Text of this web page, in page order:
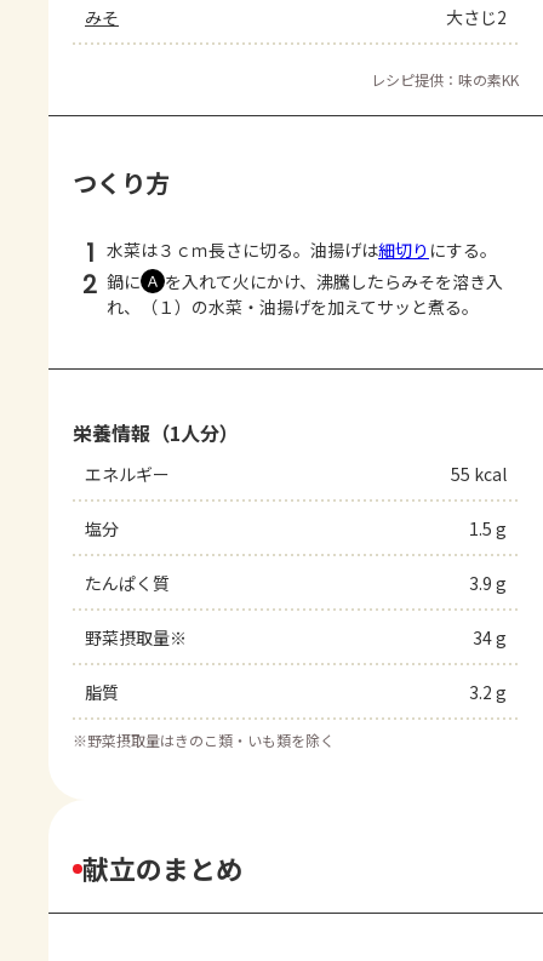
みそ 大さじ2
レシピ提供：味の素KK
つくり方
1 水菜は３ｃｍ長さに切る。油揚げは細切り にする。
2 鍋に Ａ を入れて火にかけ、沸騰したらみそを溶き入
れ、（１）の水菜・油揚げを加えてサッと煮る。
栄養情報（1人分）
エネルギー 55 kcal
塩分 1.5 g
たんぱく質 3.9 g
野菜摂取量※ 34 g
脂質 3.2 g
※野菜摂取量はきのこ類・いも類を除く
献立のまとめ